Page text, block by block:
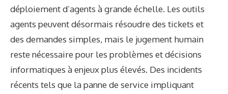
déploiement d’agents à grande échelle. Les outils
agents peuvent désormais résoudre des tickets et
des demandes simples, mais le jugement humain
reste nécessaire pour les problèmes et décisions
informatiques à enjeux plus élevés. Des incidents
récents tels que la panne de service impliquant